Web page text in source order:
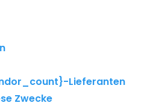
Lieferanten
Zwecke